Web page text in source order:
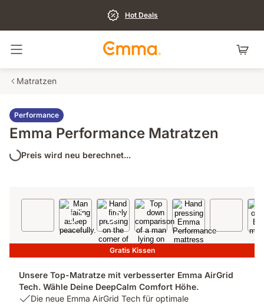
Hot Deals
Navigation umschalten
Matratzen
Performance
Emma Performance Matratzen
Preis wird neu berechnet...
Gratis Kissen
Unsere Top-Matratze mit verbesserter Emma AirGrid
Tech. Wähle Deine DeepCalm Comfort Höhe.
USPDie neue Emma AirGrid Tech für optimale